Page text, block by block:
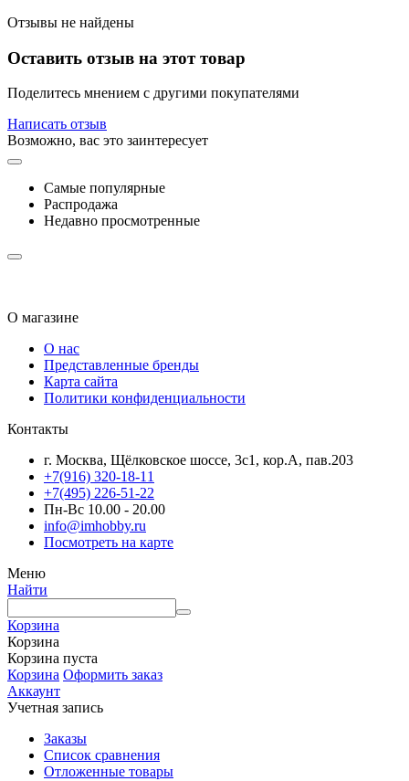
Отзывы не найдены
Оставить отзыв на этот товар
Поделитесь мнением с другими покупателями
Написать отзыв
Возможно, вас это заинтересует
Самые популярные
Распродажа
Недавно просмотренные
О магазине
О нас
Представленные бренды
Карта сайта
Политики конфиденциальности
Контакты
г. Москва, Щёлковское шоссе, 3с1, кор.А, пав.203
+7(916) 320-18-11
+7(495) 226-51-22
Пн-Вс 10.00 - 20.00
info@imhobby.ru
Посмотреть на карте
Меню
Найти
Корзина
Корзина
Корзина пуста
Корзина Оформить заказ
Аккаунт
Учетная запись
Заказы
Список сравнения
Отложенные товары